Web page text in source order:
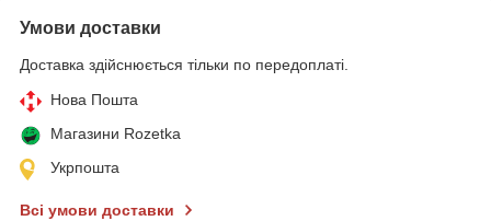
Умови доставки
Доставка здійснюється тільки по передоплаті.
Нова Пошта
Магазини Rozetka
Укрпошта
Всі умови доставки